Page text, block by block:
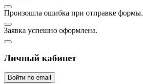
Произошла ошибка при отправке формы.
Заявка успешно оформлена.
Личный кабинет
Войти по email